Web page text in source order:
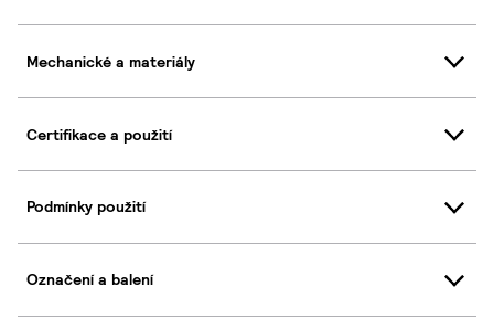
Mechanické a materiály
Certifikace a použití
Podmínky použití
Označení a balení